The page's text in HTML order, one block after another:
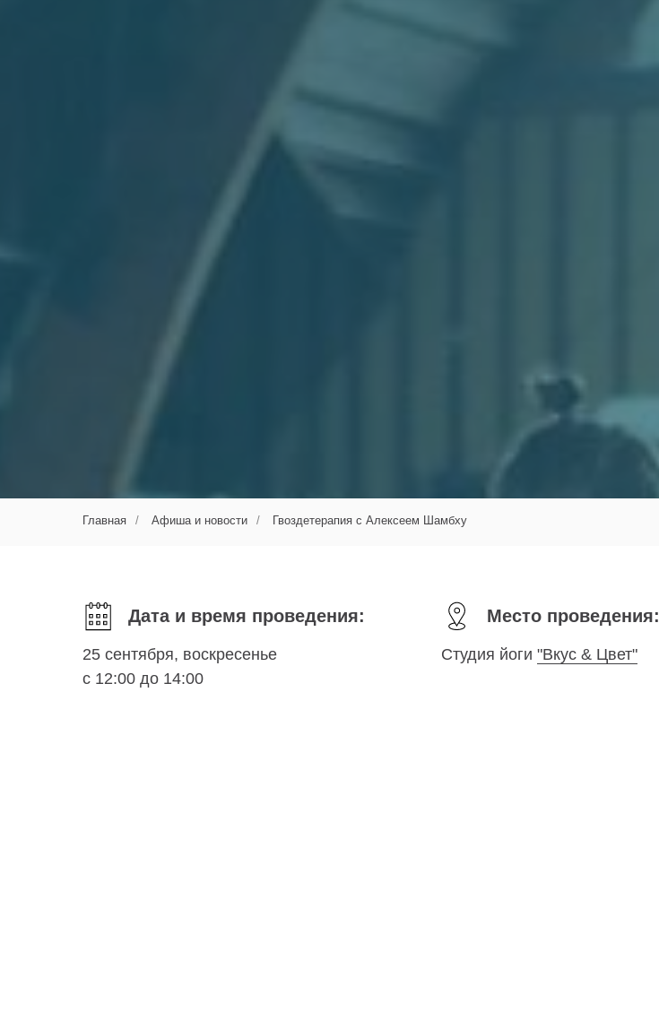
Главная / Афиша и новости / Гвоздетерапия с Алексеем Шамбху
Дата и время проведения:
25 сентября, воскресенье
с 12:00 до 14:00
Место проведения:
Студия йоги "Вкус & Цвет"